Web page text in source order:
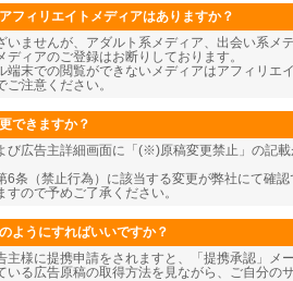
フィリエイトメディアはありますか？
いませんが、アダルト系メディア、出会い系メ
ディアのご登録はお断りしております。
端末での閲覧ができないメディアはアフィリエ
ご注意ください。
できますか？
び広告主詳細画面に「(※)原稿変更禁止」の記
6条（禁止行為）に該当する変更が弊社にて確
すので予めご了承ください。
ようにすればいいですか？
主様に提携申請をされますと、「提携承認」メ
いる広告原稿の取得方法を見ながら、ご自分の